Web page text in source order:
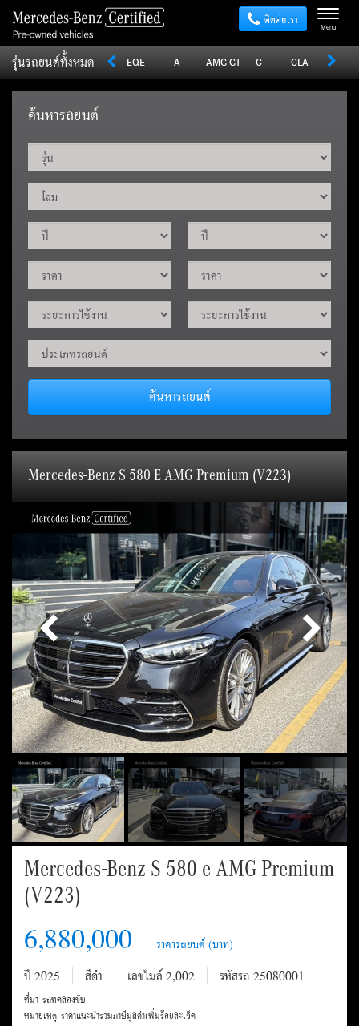
ติดต่อเรา Menu
รุ่นรถยนต์ทั้งหมด
Sprinter V Vito EQE A AMG GT C CLA CLE
ค้นหารถยนต์
ค้นหารถยนต์
Mercedes-Benz S 580 E AMG Premium (V223)
Mercedes-Benz S 580 e AMG Premium
(V223)
6,880,000
ปี 2025 สีดำ เลขไมล์ 2,002 รหัสรถ 25080001
ที่มา รถทดลองขับ
หมายเหตุ ราคาแนะนำรวมภาษีมูลค่าเพิ่มร้อยละเจ็ด